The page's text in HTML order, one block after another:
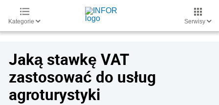
Kategorie Serwisy
Jaką stawkę VAT
zastosować do usług
agroturystyki